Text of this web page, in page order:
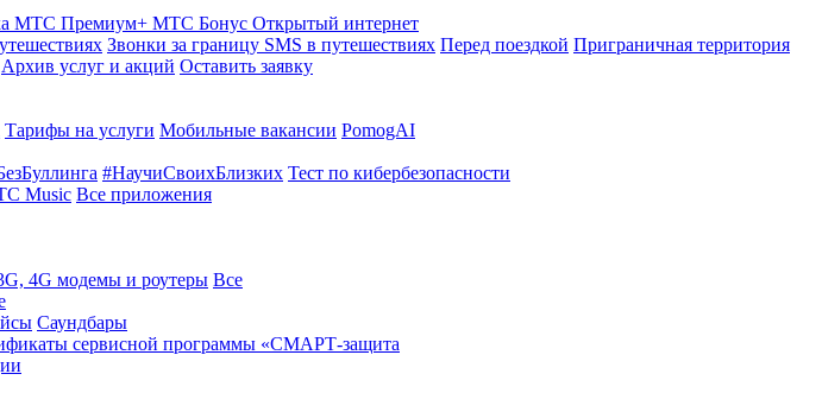
МТС Премиум+ МТС Бонус Открытый интернет
Звонки за границу SMS в путешествиях Перед поездкой Приграничная территория
Архив услуг и акций Оставить заявку
Тарифы на услуги Мобильные вакансии PomogAI
#НаучиСвоихБлизких Тест по кибербезопасности
Music Все приложения
4G модемы и роутеры Все
Саундбары
сервисной программы «СМАРТ-защита